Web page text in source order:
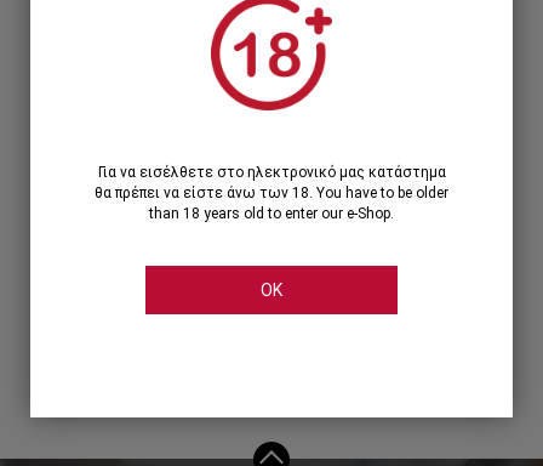
Ξεχάσατε τον κωδικό;
Ή
ΣΥΝΔΕΣΗ ΜΕ ...
Για να εισέλθετε στο ηλεκτρονικό μας κατάστημα
θα πρέπει να είστε άνω των 18. You have to be older
than 18 years old to enter our e-Shop.
OK